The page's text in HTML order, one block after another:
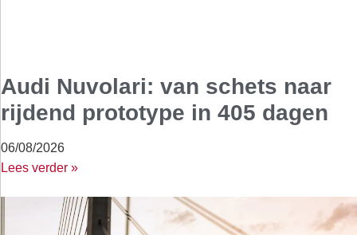
Audi Nuvolari: van schets naar
rijdend prototype in 405 dagen
06/08/2026
Lees verder »